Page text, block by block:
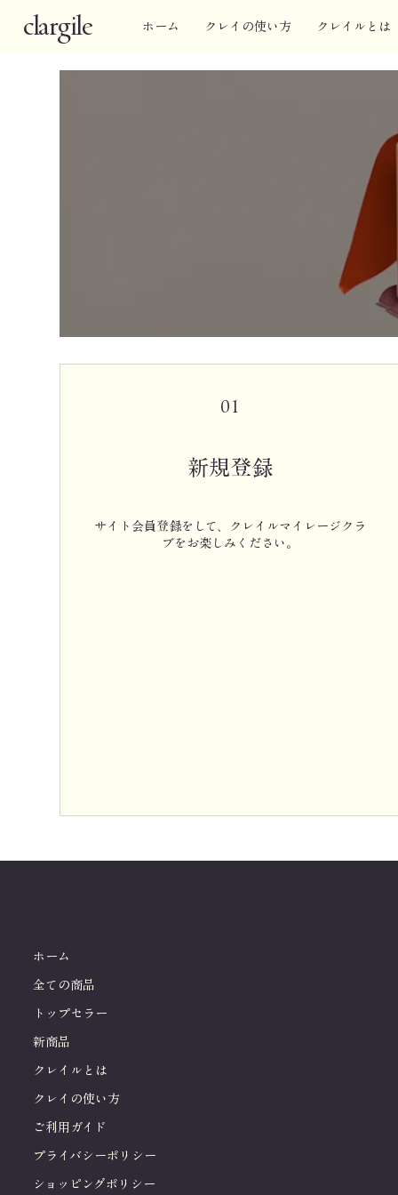
clargile ホーム クレイの使い方 クレイルとは
01
新規登録
サイト会員登録をして、クレイルマイレージクラ
ブをお楽しみください。
ホーム
全ての商品
トップセラー
新商品
クレイルとは
クレイの使い方
ご利用ガイド
プライバシーポリシー
ショッピングポリシー